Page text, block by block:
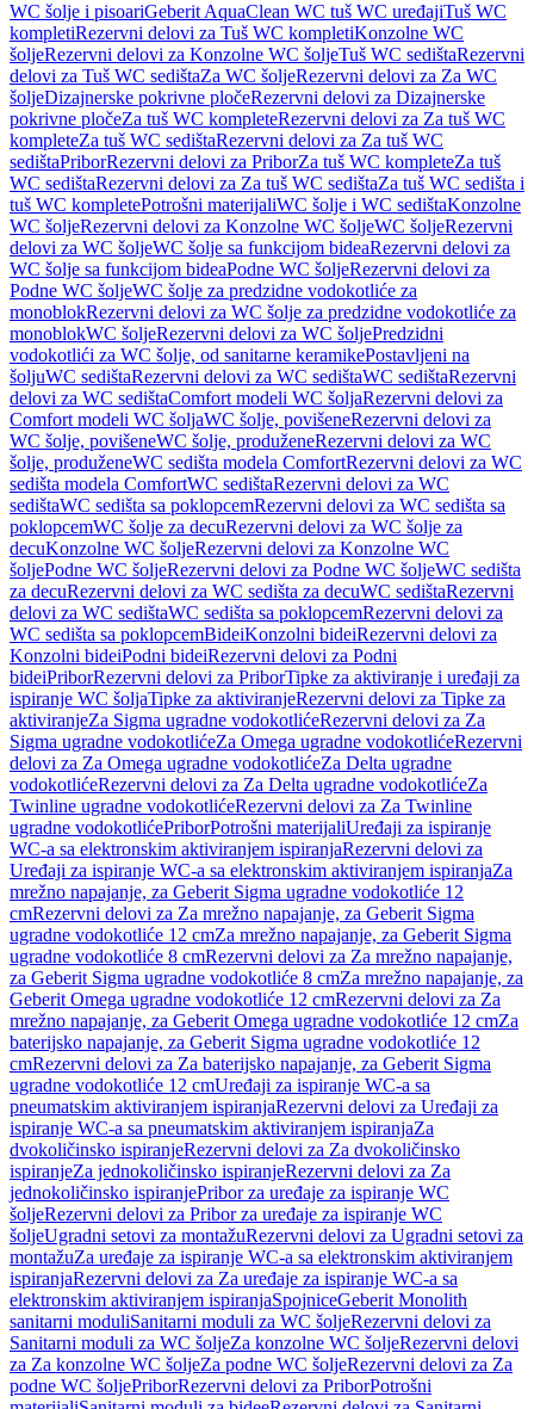
WC šolje i pisoariGeberit AquaClean WC tuš WC uređajiTuš WC
kompletiRezervni delovi za Tuš WC kompletiKonzolne WC
šoljeRezervni delovi za Konzolne WC šoljeTuš WC sedištaRezervni
delovi za Tuš WC sedištaZa WC šoljeRezervni delovi za Za WC
šoljeDizajnerske pokrivne pločeRezervni delovi za Dizajnerske
pokrivne pločeZa tuš WC kompleteRezervni delovi za Za tuš WC
kompleteZa tuš WC sedištaRezervni delovi za Za tuš WC
sedištaPriborRezervni delovi za PriborZa tuš WC kompleteZa tuš
WC sedištaRezervni delovi za Za tuš WC sedištaZa tuš WC sedišta i
tuš WC kompletePotrošni materijaliWC šolje i WC sedištaKonzolne
WC šoljeRezervni delovi za Konzolne WC šoljeWC šoljeRezervni
delovi za WC šoljeWC šolje sa funkcijom bideaRezervni delovi za
WC šolje sa funkcijom bideaPodne WC šoljeRezervni delovi za
Podne WC šoljeWC šolje za predzidne vodokotliće za
monoblokRezervni delovi za WC šolje za predzidne vodokotliće za
monoblokWC šoljeRezervni delovi za WC šoljePredzidni
vodokotlići za WC šolje, od sanitarne keramikePostavljeni na
šoljuWC sedištaRezervni delovi za WC sedištaWC sedištaRezervni
delovi za WC sedištaComfort modeli WC šoljaRezervni delovi za
Comfort modeli WC šoljaWC šolje, povišeneRezervni delovi za
WC šolje, povišeneWC šolje, produženeRezervni delovi za WC
šolje, produženeWC sedišta modela ComfortRezervni delovi za WC
sedišta modela ComfortWC sedištaRezervni delovi za WC
sedištaWC sedišta sa poklopcemRezervni delovi za WC sedišta sa
poklopcemWC šolje za decuRezervni delovi za WC šolje za
decuKonzolne WC šoljeRezervni delovi za Konzolne WC
šoljePodne WC šoljeRezervni delovi za Podne WC šoljeWC sedišta
za decuRezervni delovi za WC sedišta za decuWC sedištaRezervni
delovi za WC sedištaWC sedišta sa poklopcemRezervni delovi za
WC sedišta sa poklopcemBideiKonzolni bideiRezervni delovi za
Konzolni bideiPodni bideiRezervni delovi za Podni
bideiPriborRezervni delovi za PriborTipke za aktiviranje i uređaji za
ispiranje WC šoljaTipke za aktiviranjeRezervni delovi za Tipke za
aktiviranjeZa Sigma ugradne vodokotlićeRezervni delovi za Za
Sigma ugradne vodokotlićeZa Omega ugradne vodokotlićeRezervni
delovi za Za Omega ugradne vodokotlićeZa Delta ugradne
vodokotlićeRezervni delovi za Za Delta ugradne vodokotlićeZa
Twinline ugradne vodokotlićeRezervni delovi za Za Twinline
ugradne vodokotlićePriborPotrošni materijaliUređaji za ispiranje
WC-a sa elektronskim aktiviranjem ispiranjaRezervni delovi za
Uređaji za ispiranje WC-a sa elektronskim aktiviranjem ispiranjaZa
mrežno napajanje, za Geberit Sigma ugradne vodokotliće 12
cmRezervni delovi za Za mrežno napajanje, za Geberit Sigma
ugradne vodokotliće 12 cmZa mrežno napajanje, za Geberit Sigma
ugradne vodokotliće 8 cmRezervni delovi za Za mrežno napajanje,
za Geberit Sigma ugradne vodokotliće 8 cmZa mrežno napajanje, za
Geberit Omega ugradne vodokotliće 12 cmRezervni delovi za Za
mrežno napajanje, za Geberit Omega ugradne vodokotliće 12 cmZa
baterijsko napajanje, za Geberit Sigma ugradne vodokotliće 12
cmRezervni delovi za Za baterijsko napajanje, za Geberit Sigma
ugradne vodokotliće 12 cmUređaji za ispiranje WC-a sa
pneumatskim aktiviranjem ispiranjaRezervni delovi za Uređaji za
ispiranje WC-a sa pneumatskim aktiviranjem ispiranjaZa
dvokoličinsko ispiranjeRezervni delovi za Za dvokoličinsko
ispiranjeZa jednokoličinsko ispiranjeRezervni delovi za Za
jednokoličinsko ispiranjePribor za uređaje za ispiranje WC
šoljeRezervni delovi za Pribor za uređaje za ispiranje WC
šoljeUgradni setovi za montažuRezervni delovi za Ugradni setovi za
montažuZa uređaje za ispiranje WC-a sa elektronskim aktiviranjem
ispiranjaRezervni delovi za Za uređaje za ispiranje WC-a sa
elektronskim aktiviranjem ispiranjaSpojniceGeberit Monolith
sanitarni moduliSanitarni moduli za WC šoljeRezervni delovi za
Sanitarni moduli za WC šoljeZa konzolne WC šoljeRezervni delovi
za Za konzolne WC šoljeZa podne WC šoljeRezervni delovi za Za
podne WC šoljePriborRezervni delovi za PriborPotrošni